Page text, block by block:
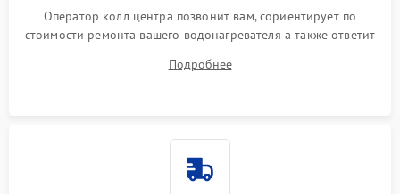
Оператор колл центра позвонит вам, сориентирует по
стоимости ремонта вашего водонагревателя а также ответит
Подробнее